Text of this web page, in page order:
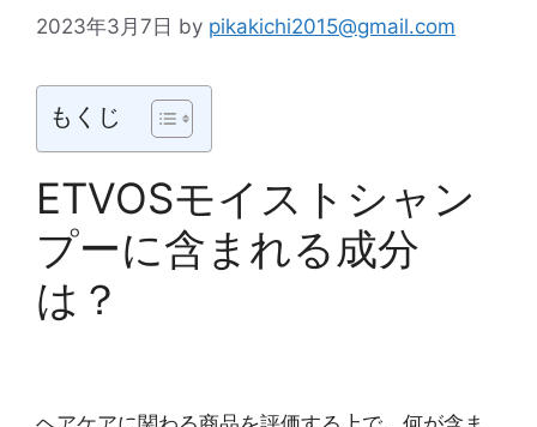
2023年3月7日 by pikakichi2015@gmail.com
もくじ
ETVOSモイストシャン
プーに含まれる成分
は？